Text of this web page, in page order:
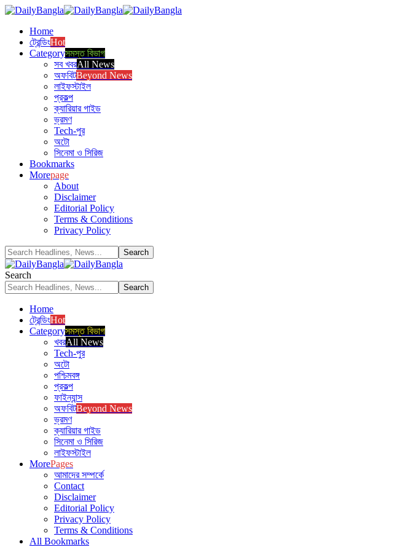
Home
ট্রেন্ডিংHot
Categoryসমস্ত বিভাগ
সব খবরAll News
অফবিটBeyond News
লাইফস্টাইল
প্রকল্প
ক্যারিয়ার গাইড
ভ্রমণ
Tech-পুর
অটো
সিনেমা ও সিরিজ
Bookmarks
Morepage
About
Disclaimer
Editorial Policy
Terms & Conditions
Privacy Policy
Search
Home
ট্রেন্ডিংHot
Categoryসমস্ত বিভাগ
খবরAll News
Tech-পুর
অটো
পশ্চিমবঙ্গ
প্রকল্প
ফাইন্যান্স
অফবিটBeyond News
ভ্রমণ
ক্যারিয়ার গাইড
সিনেমা ও সিরিজ
লাইফস্টাইল
MorePages
আমাদের সম্পর্কে
Contact
Disclaimer
Editorial Policy
Privacy Policy
Terms & Conditions
All Bookmarks